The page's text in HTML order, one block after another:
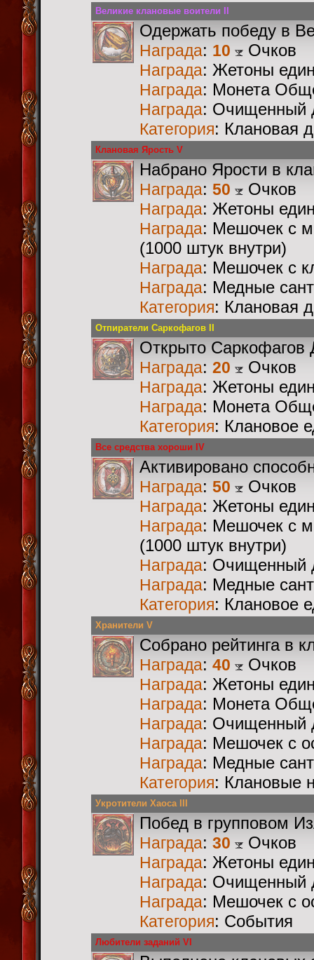
Великие клановые воители II
Одержать победу в
Награда: 10 Очков
Награда: Жетоны
Награда: Монета
Награда: Очищенный
Категория: Клановая
Клановая Ярость V
Набрано Ярости в
Награда: 50 Очков
Награда: Жетоны
Награда: Мешочек с
(1000 штук внутри)
Награда: Мешочек с
Награда: Медные
Категория: Клановая
Отпиратели Саркофагов II
Открыто Саркофагов
Награда: 20 Очков
Награда: Жетоны
Награда: Монета
Категория: Клановое
Все средства хороши IV
Активировано
Награда: 50 Очков
Награда: Жетоны
Награда: Мешочек с
(1000 штук внутри)
Награда: Очищенный
Награда: Медные
Категория: Клановое
Хранители V
Собрано рейтинга в
Награда: 40 Очков
Награда: Жетоны
Награда: Монета
Награда: Очищенный
Награда: Мешочек с
Награда: Медные
Категория: Клановые
Укротители Хаоса III
Побед в групповом
Награда: 30 Очков
Награда: Жетоны
Награда: Очищенный
Награда: Мешочек с
Категория: События
Любители заданий VI